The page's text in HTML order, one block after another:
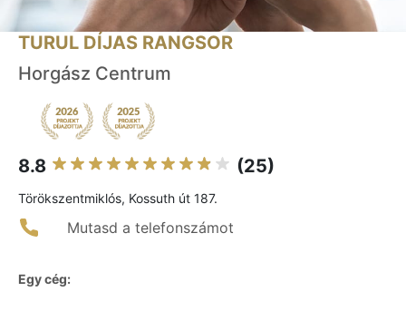
TURUL DÍJAS RANGSOR
Horgász Centrum
8.8 (25)
Törökszentmiklós, Kossuth út 187.
Mutasd a telefonszámot
Egy cég: